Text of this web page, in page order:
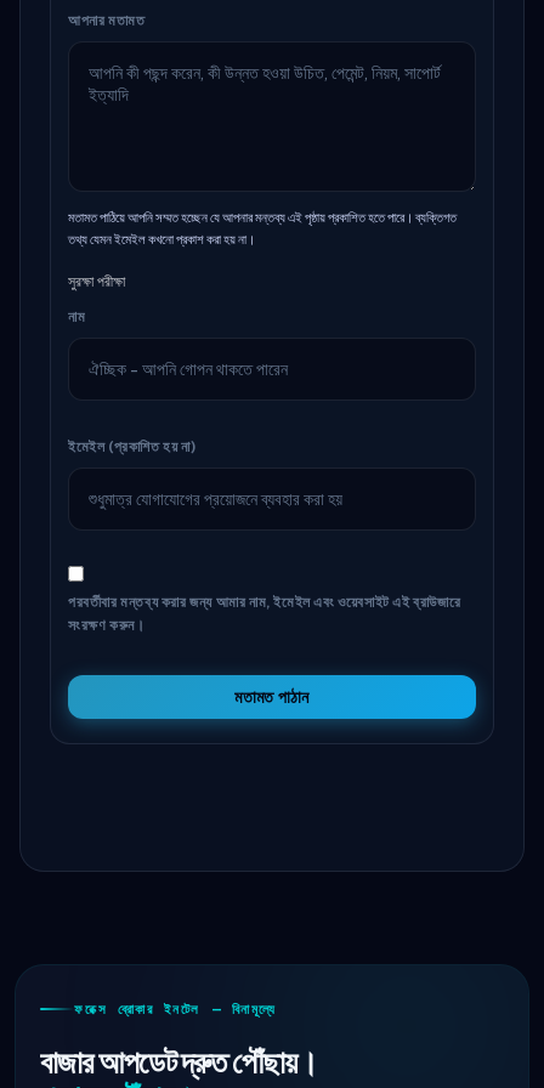
আপনার মতামত
মতামত পাঠিয়ে আপনি সম্মত হচ্ছেন যে আপনার মন্তব্য এই পৃষ্ঠায় প্রকাশিত হতে পারে। ব্যক্তিগত
তথ্য যেমন ইমেইল কখনো প্রকাশ করা হয় না।
সুরক্ষা পরীক্ষা
নাম
ইমেইল (প্রকাশিত হয় না)
পরবর্তীবার মন্তব্য করার জন্য আমার নাম, ইমেইল এবং ওয়েবসাইট এই ব্রাউজারে
সংরক্ষণ করুন।
মতামত পাঠান
ফরেক্স ব্রোকার ইনটেল — বিনামূল্যে
বাজার আপডেট দ্রুত পৌঁছায়।